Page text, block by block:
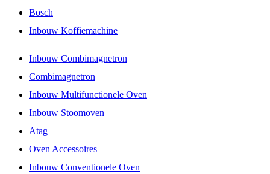
Bosch
Inbouw Koffiemachine
Inbouw Combimagnetron
Combimagnetron
Inbouw Multifunctionele Oven
Inbouw Stoomoven
Atag
Oven Accessoires
Inbouw Conventionele Oven